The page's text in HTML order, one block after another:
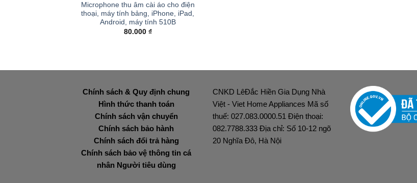
Microphone thu âm cài áo cho điện
thoại, máy tính bảng, iPhone, iPad,
Android, máy tính 510B
80.000 ₫
Chính sách & Quy định chung
Hình thức thanh toán
Chính sách vận chuyển
Chính sách bảo hành
Chính sách đổi trả hàng
Chính sách bảo vệ thông tin cá
nhân Người tiêu dùng
CNKD LêĐắc Hiền Gia Dụng Nhà
Việt - Viet Home Appliances Mã số
thuế: 027.083.0000.51 Điện thoại:
082.7788.333 Địa chỉ: Số 10-12 ngõ
20 Nghĩa Đô, Hà Nội